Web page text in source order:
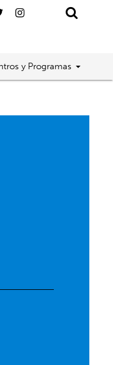
y Programas